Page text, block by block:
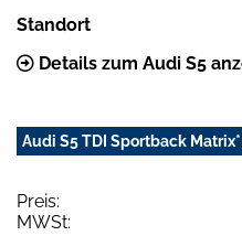
Standort
Details zum Audi S5
Audi S5 TDI Sportback
Preis:
MWSt: